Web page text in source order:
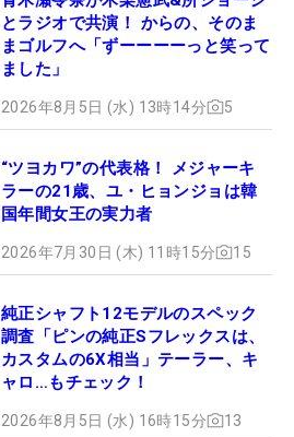
とラジオで共演！ からの、そのま
まゴルフへ「ずーーーーっと笑って
ました」
2026年8月5日 (水) 13時14分 5
“ツヨカワ”の代表格！ メジャーキ
ラーの21歳、ユ・ヒョンジョは韓
国年間女王の実力者
2026年7月30日 (木) 11時15分 15
純正シャフト12モデルのスペック
調査「ピンの純正Sフレックスは、
カスタムの6X相当」テーラー、キ
ャロ…もチェック！
2026年8月5日 (水) 16時15分 13